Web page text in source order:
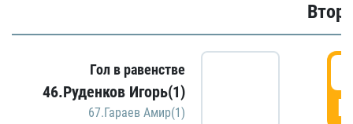
Гол в равенстве
46.Руденков Игорь(1)
67.Гараев Амир(1)